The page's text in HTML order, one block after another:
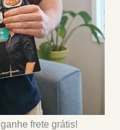
frete grátis!